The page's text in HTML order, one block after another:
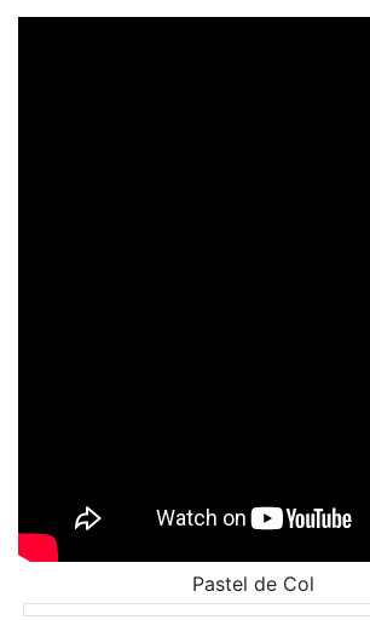
Pastel de Col